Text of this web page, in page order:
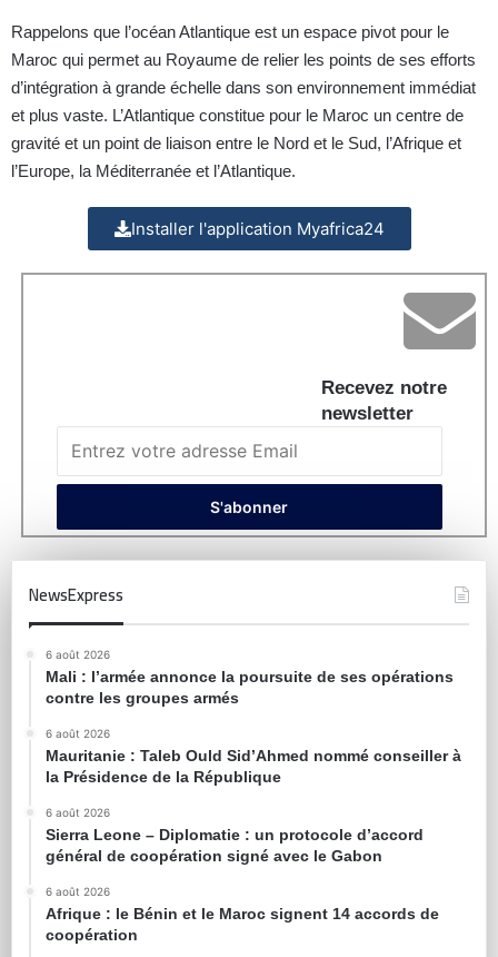
Rappelons que l’océan Atlantique est un espace pivot pour le
Maroc qui permet au Royaume de relier les points de ses efforts
d’intégration à grande échelle dans son environnement immédiat
et plus vaste. L’Atlantique constitue pour le Maroc un centre de
gravité et un point de liaison entre le Nord et le Sud, l’Afrique et
l’Europe, la Méditerranée et l’Atlantique.
Installer l'application Myafrica24
Recevez notre
newsletter
NewsExpress
6 août 2026
Mali : l’armée annonce la poursuite de ses opérations
contre les groupes armés
6 août 2026
Mauritanie : Taleb Ould Sid’Ahmed nommé conseiller à
la Présidence de la République
6 août 2026
Sierra Leone – Diplomatie : un protocole d’accord
général de coopération signé avec le Gabon
6 août 2026
Afrique : le Bénin et le Maroc signent 14 accords de
coopération